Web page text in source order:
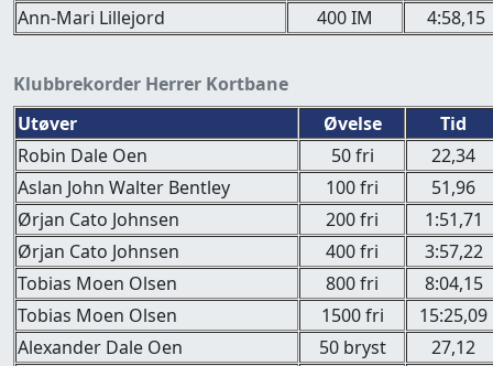
Ann-Mari Lillejord
400 IM 4:58,15
Klubbrekorder Herrer Kortbane
Utøver
Øvelse
Tid
Robin Dale Oen
50 fri
22,34
Aslan John Walter Bentley
100 fri
51,96
Ørjan Cato Johnsen
200 fri
1:51,71
Ørjan Cato Johnsen
400 fri
3:57,22
Tobias Moen Olsen
800 fri
8:04,15
Tobias Moen Olsen
1500 fri
15:25,09
Alexander Dale Oen
50 bryst
27,12